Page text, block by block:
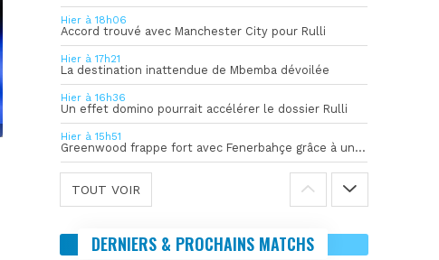
Hier à 18h06
Accord trouvé avec Manchester City pour Rulli
Hier à 17h21
La destination inattendue de Mbemba dévoilée
Hier à 16h36
Un effet domino pourrait accélérer le dossier Rulli
Hier à 15h51
Greenwood frappe fort avec Fenerbahçe grâce à un but spectaculaire
TOUT VOIR
DERNIERS & PROCHAINS MATCHS